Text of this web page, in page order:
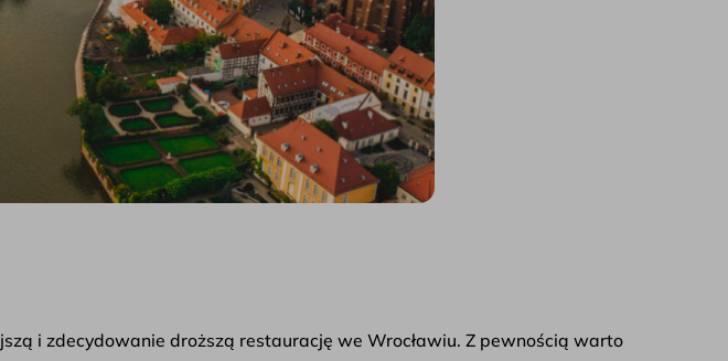
i zdecydowanie droższą restaurację we Wrocławiu. Z pewnością warto